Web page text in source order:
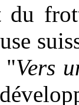
du
"Vers